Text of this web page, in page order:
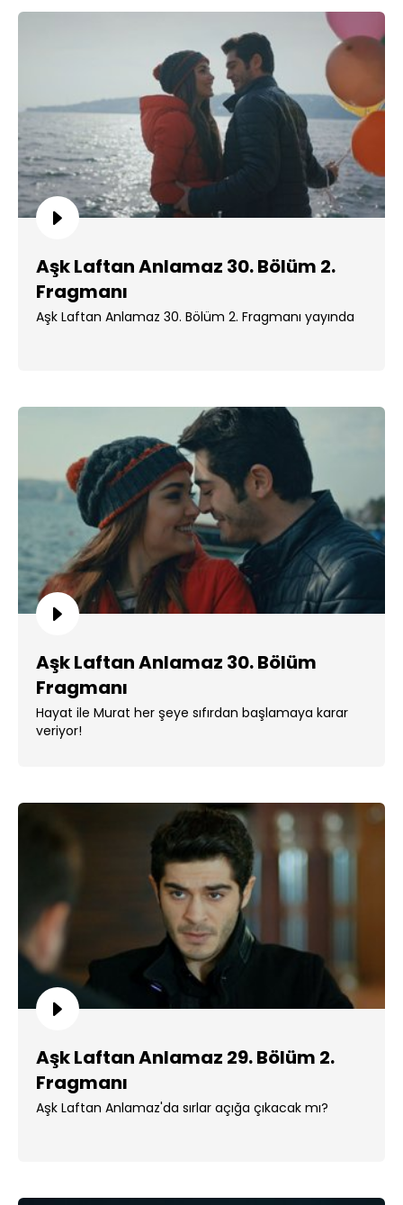
Aşk Laftan Anlamaz 30. Bölüm 2.
Fragmanı
Aşk Laftan Anlamaz 30. Bölüm 2. Fragmanı yayında
Aşk Laftan Anlamaz 30. Bölüm
Fragmanı
Hayat ile Murat her şeye sıfırdan başlamaya karar
veriyor!
Aşk Laftan Anlamaz 29. Bölüm 2.
Fragmanı
Aşk Laftan Anlamaz'da sırlar açığa çıkacak mı?